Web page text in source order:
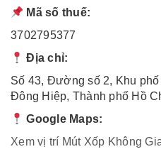
Mã số thuế:
3702795377
Địa chỉ:
Số 43, Đường số 2, Khu
Đông Hiệp, Thành phố Hồ
Google Maps:
Xem vị trí Mút Xốp Không